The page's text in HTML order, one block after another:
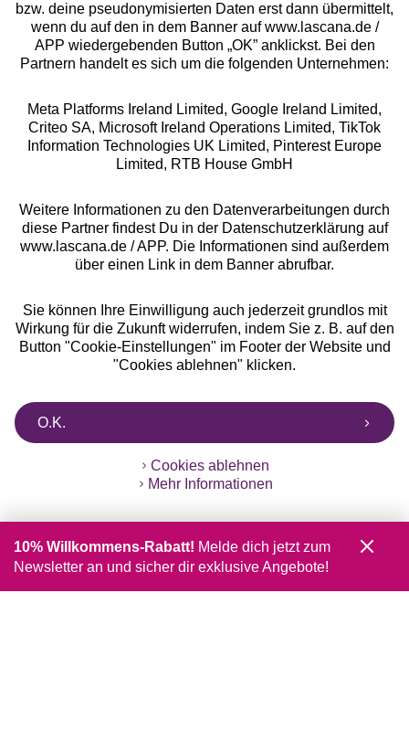
Rechtliches
Alle Preise inkl. MwSt., zzgl.
Versandkosten
** Bonität vorausgesetzt, berechtigt zur Bonitätsprüfung
bzw. deine pseudonymisierten Daten erst dann übermittelt,
wenn du auf den in dem Banner auf www.lascana.de /
APP wiedergebenden Button „OK” anklickst. Bei den
Partnern handelt es sich um die folgenden Unternehmen:
Meta Platforms Ireland Limited, Google Ireland Limited,
Criteo SA, Microsoft Ireland Operations Limited, TikTok
Information Technologies UK Limited, Pinterest Europe
Limited, RTB House GmbH
Weitere Informationen zu den Datenverarbeitungen durch
diese Partner findest Du in der Datenschutzerklärung auf
www.lascana.de / APP. Die Informationen sind außerdem
über einen Link in dem Banner abrufbar.
Sie können Ihre Einwilligung auch jederzeit grundlos mit
Wirkung für die Zukunft widerrufen, indem Sie z. B. auf den
Button "Cookie-Einstellungen" im Footer der Website und
"Cookies ablehnen" klicken.
O.K.
Cookies ablehnen
Mehr Informationen
10% Willkommens-Rabatt! Melde dich jetzt zum
Newsletter an und sicher dir exklusive Angebote!